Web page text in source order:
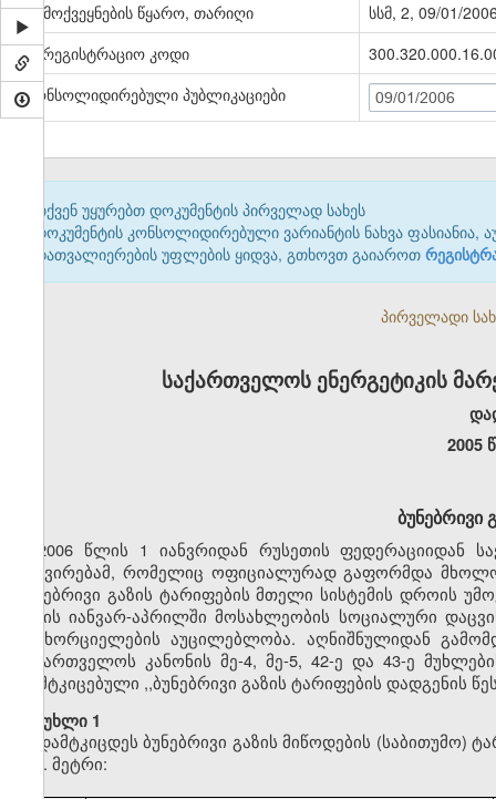
გამოქვეყნების წყარო, თარიღი
სსმ, 2, 09/01/
სარეგისტრაციო კოდი
კონსოლიდირებული პუბლიკაციები
09/01/2006
თქვენ უყურებთ დოკუმენტის პირველად სახეს
დოკუმენტის კონსოლიდირებული ვარიანტის ნახვა ფასიანია,
დათვალიერების უფლების ყიდვა, გთხოვთ გაიაროთ
პირველადი
საქართველოს ენერგეტიკის
2005
ბუნებრივი
2006 წლის 1 იანვრიდან რუსეთის ფედერაციიდან
გაძვირებამ, რომელიც ოფიციალურად გაფორმდა
ბუნებრივი გაზის ტარიფების მთელი სისტემის დროის
წლის იანვარ-აპრილში მოსახლეობის სოციალური
განხორციელების აუცილებლობა. აღნიშნულიდან
საქართველოს კანონის მე-4, მე-5, 42-ე და 43-ე
დამტკიცებული ,,ბუნებრივი გაზის ტარიფების დადგენის
მუხლი 1
დამტკიცდეს ბუნებრივი გაზის მიწოდების
კუბ. მეტრი: